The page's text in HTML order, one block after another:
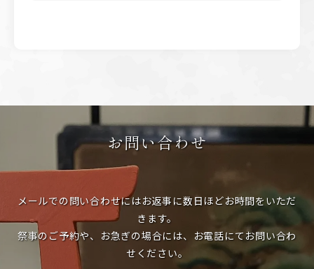
お問い合わせ
メールでの問い合わせにはお返事に数日ほどお時間をいただ
きます。
祭事のご予約や、お急ぎの場合には、お電話にてお問い合わ
せください。